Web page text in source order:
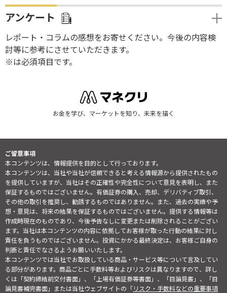
アンケート
レポート・コラムの感想をお寄せください。今後の内容検
討等に参考にさせていただきます。
※は必須項目です。
お金を学び、マーケットを知り、未来を描く
ご留意事項
本コンテンツは、情報提供を目的として行っております。
本コンテンツは、当社や当社が信頼できると考える情報源から提供されたもの
を提供していますが、当社はその正確性や完全性について意見を表明し、また
保証するものではございません。有価証券の購入、売却、デリバティブ取引、
その他の取引を推奨し、勧誘するものではありません。また、過去の実績や予
想・意見は、将来の結果を保証するものではございません。提供する情報等は
作成時現在のものであり、今後予告なしに変更または削除されることがござい
ます。当社は本コンテンツの内容に依拠してお客様が取った行動の結果に対し
責任を負うものではございません。投資にかかる最終決定は、お客様ご自身の
判断と責任でなさるようお願いいたします。
本コンテンツでは当社でお取扱している商品・サービス等について言及してい
る部分があります。商品ごとに手数料等およびリスクは異なりますので、詳し
くは「契約締結前交付書面」、「上場有価証券等書面」、「目論見書」、「目
論見書補完書面」または当社ウェブサイトの「リスク・手数料などの重要事項